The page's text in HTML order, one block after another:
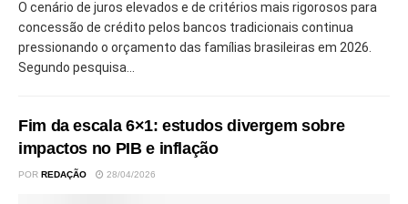
O cenário de juros elevados e de critérios mais rigorosos para
concessão de crédito pelos bancos tradicionais continua
pressionando o orçamento das famílias brasileiras em 2026.
Segundo pesquisa...
Fim da escala 6×1: estudos divergem sobre
impactos no PIB e inflação
POR REDAÇÃO 28/04/2026